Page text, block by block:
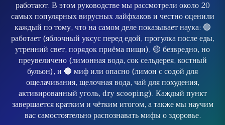
работают. В этом руководстве мы рассмотрели около 20
самых популярных вирусных лайфхаков и честно оценили
каждый по тому, что на самом деле показывает наука: 🟢
работает (яблочный уксус перед едой, прогулка после еды,
утренний свет, порядок приёма пищи), 🟡 безвредно, но
преувеличено (лимонная вода, сок сельдерея, костный
бульон), и 🔴 миф или опасно (лимон с содой для
ощелачивания, щелочная вода, чай для похудения,
активированный уголь, dry scooping). Каждый пункт
завершается кратким и чётким итогом, а также мы научим
вас самостоятельно распознавать мифы о здоровье.